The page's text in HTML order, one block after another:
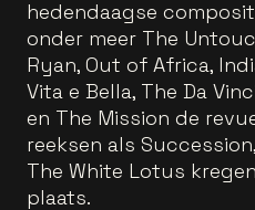
hedendaagse
onder meer The
Ryan, Out of Africa,
Vita e Bella, The Da
en The Mission de
reeksen als
The White Lotus
plaats.